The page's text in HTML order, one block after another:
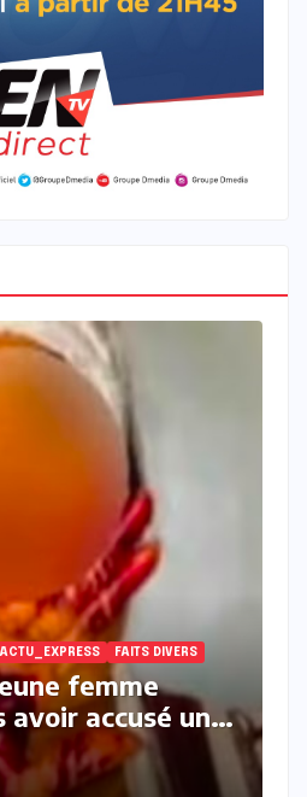
ACTUALITE FAITS DIVERS
des
acheter de
maçon condamné à